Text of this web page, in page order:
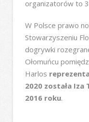
organizatorów to
W Polsce prawo
Stowarzyszeniu
dogrywki
Ołomuńcu
Harlos
2020 została Iza
2016 roku.